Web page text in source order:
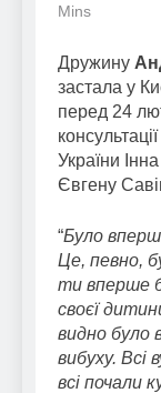
Mins
Дружину
застала у
перед 24
України
Євгену
“Було
Це, певно,
ти вперше
своєї
видно було
вибуху. Всі
всі почали